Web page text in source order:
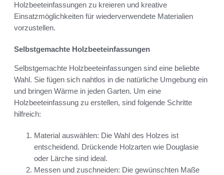
Holzbeeteinfassungen zu kreieren und kreative
Einsatzmöglichkeiten für wiederverwendete Materialien
vorzustellen.
Selbstgemachte Holzbeeteinfassungen
Selbstgemachte Holzbeeteinfassungen sind eine beliebte
Wahl. Sie fügen sich nahtlos in die natürliche Umgebung ein
und bringen Wärme in jeden Garten. Um eine
Holzbeeteinfassung zu erstellen, sind folgende Schritte
hilfreich:
Material auswählen: Die Wahl des Holzes ist
entscheidend. Drückende Holzarten wie Douglasie
oder Lärche sind ideal.
Messen und zuschneiden: Die gewünschten Maße